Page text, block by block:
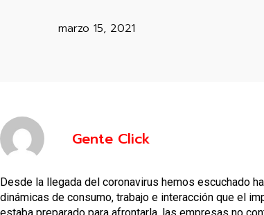
marzo 15, 2021
Gente Click
Desde la llegada del coronavirus hemos escuchado
dinámicas de consumo, trabajo e interacción que el